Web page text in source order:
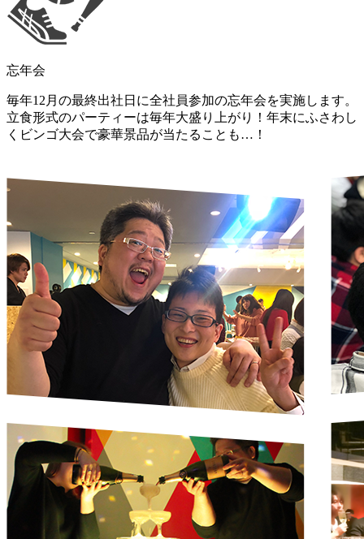
忘年会
毎年12月の最終出社日に全社員参加の忘年会を実施します。
立食形式のパーティーは毎年大盛り上がり！年末にふさわし
くビンゴ大会で豪華景品が当たることも…！